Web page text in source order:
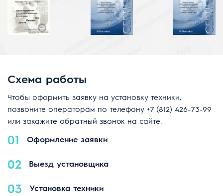
Схема работы
Чтобы оформить заявку на установку техники,
позвоните операторам по телефону +7 (812) 426-73-99
или закажите обратный звонок на сайте.
01 Оформление заявки
02 Выезд установщика
03 Установка техники